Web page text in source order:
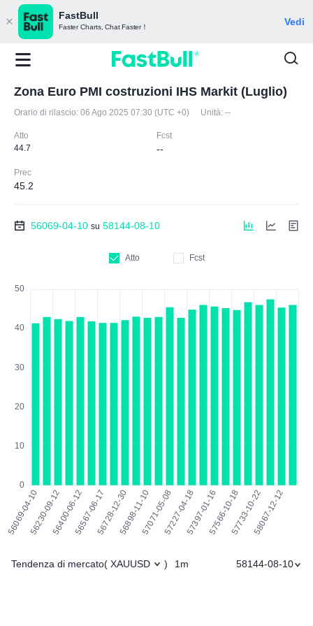
FastBull
Faster Charts, Chat Faster！ Vedi
Zona Euro PMI costruzioni IHS Markit (Luglio)
Orario di rilascio: 06 Ago 2025 07:30 (UTC +0) Unità: --
Atto
44.7
Fcst
--
Prec
45.2
56069-04-10 su 58144-08-10
Atto Fcst
Tendenza di mercato( XAUUSD ) 1m 58144-08-10